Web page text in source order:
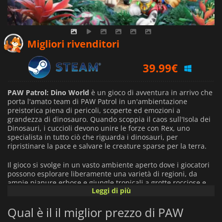
Migliori rivenditori
39.99€
PAW Patrol: Dino World è un gioco di avventura in arrivo che
porta l'amato team di PAW Patrol in un'ambientazione
preistorica piena di pericoli, scoperte ed emozioni a
grandezza di dinosauro. Quando scoppia il caos sull'Isola dei
Dinosauri, i cuccioli devono unire le forze con Rex, uno
specialista in tutto ciò che riguarda i dinosauri, per
ripristinare la pace e salvare le creature sparse per la terra.
Il gioco si svolge in un vasto ambiente aperto dove i giocatori
possono esplorare liberamente una varietà di regioni, da
ampie pianure erbose e giungle tropicali a grotte rocciose e
paesaggi vulcanici. Ogni luogo è progettato con oggetti
premiano la curiosità e l'esplorazione.
Leggi di più
Qual è il il miglior prezzo di PAW